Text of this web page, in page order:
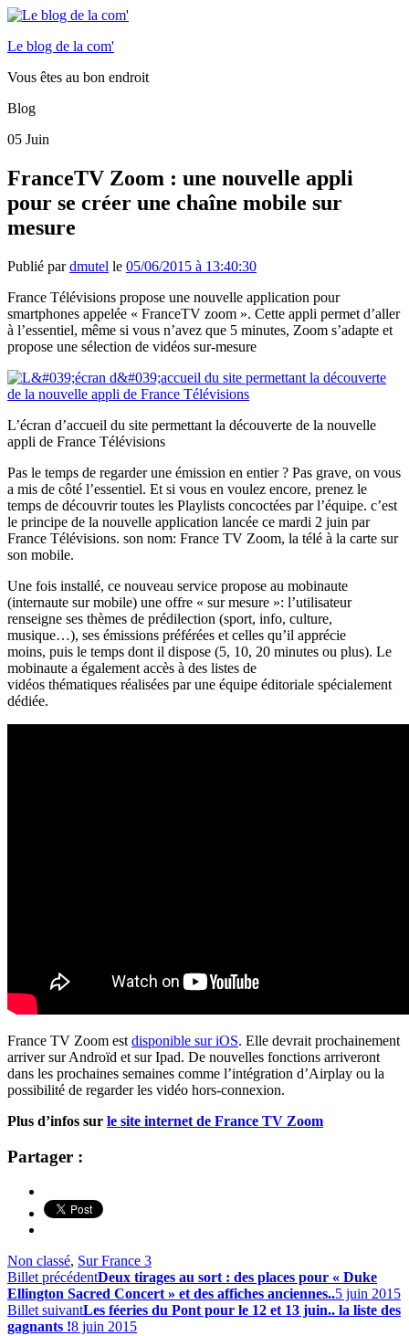
Le blog de la com'
Vous êtes au bon endroit
Blog
05 Juin
FranceTV Zoom : une nouvelle appli
pour se créer une chaîne mobile sur
mesure
Publié pardmutel le 05/06/2015 à 13:40:30
France Télévisions propose une nouvelle application pour
smartphones appelée « FranceTV zoom ». Cette appli permet d’aller
à l’essentiel, même si vous n’avez que 5 minutes, Zoom s’adapte et
propose une sélection de vidéos sur-mesure
L’écran d’accueil du site permettant la découverte de la nouvelle
appli de France Télévisions
Pas le temps de regarder une émission en entier ? Pas grave, on vous
a mis de côté l’essentiel. Et si vous en voulez encore, prenez le
temps de découvrir toutes les Playlists concoctées par l’équipe. c’est
le principe de la nouvelle application lancée ce mardi 2 juin par
France Télévisions. son nom: France TV Zoom, la télé à la carte sur
son mobile.
Une fois installé, ce nouveau service propose au mobinaute
(internaute sur mobile) une offre « sur mesure »: l’utilisateur
renseigne ses thèmes de prédilection (sport, info, culture,
musique…), ses émissions préférées et celles qu’il apprécie
moins, puis le temps dont il dispose (5, 10, 20 minutes ou plus). Le
mobinaute a également accès à des listes de
vidéos thématiques réalisées par une équipe éditoriale spécialement
dédiée.
France TV Zoom est disponible sur iOS. Elle devrait prochainement
arriver sur Androïd et sur Ipad. De nouvelles fonctions arriveront
dans les prochaines semaines comme l’intégration d’Airplay ou la
possibilité de regarder les vidéo hors-connexion.
Plus d’infos sur le site internet de France TV Zoom
Partager :
Non classé, Sur France 3
Billet précédentDeux tirages au sort : des places pour « Duke
Ellington Sacred Concert » et des affiches anciennes..5 juin 2015
Billet suivantLes féeries du Pont pour le 12 et 13 juin.. la liste des
gagnants !8 juin 2015